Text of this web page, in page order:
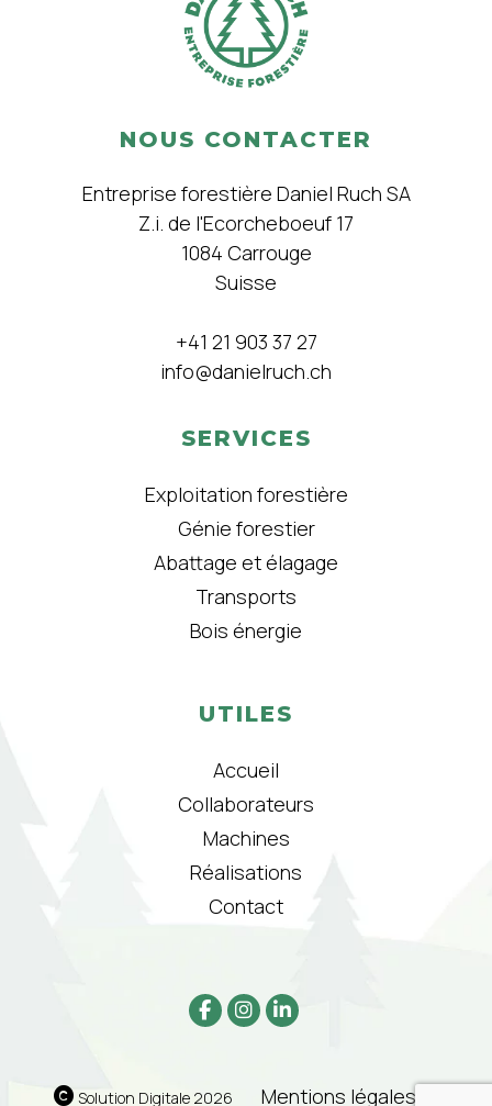
NOUS CONTACTER
Entreprise forestière Daniel Ruch SA
Z.i. de l'Ecorcheboeuf 17
1084 Carrouge
Suisse
+41 21 903 37 27
info@danielruch.ch
SERVICES
Exploitation forestière
Génie forestier
Abattage et élagage
Transports
Bois énergie
UTILES
Accueil
Collaborateurs
Machines
Réalisations
Contact
Solution Digitale 2026 Mentions légales